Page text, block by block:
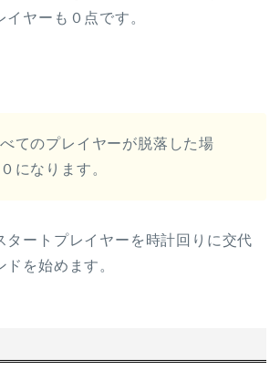
ヤーも０点です。
てのプレイヤーが脱落した場
になります。
タートプレイヤーを時計回りに交代
ドを始めます。